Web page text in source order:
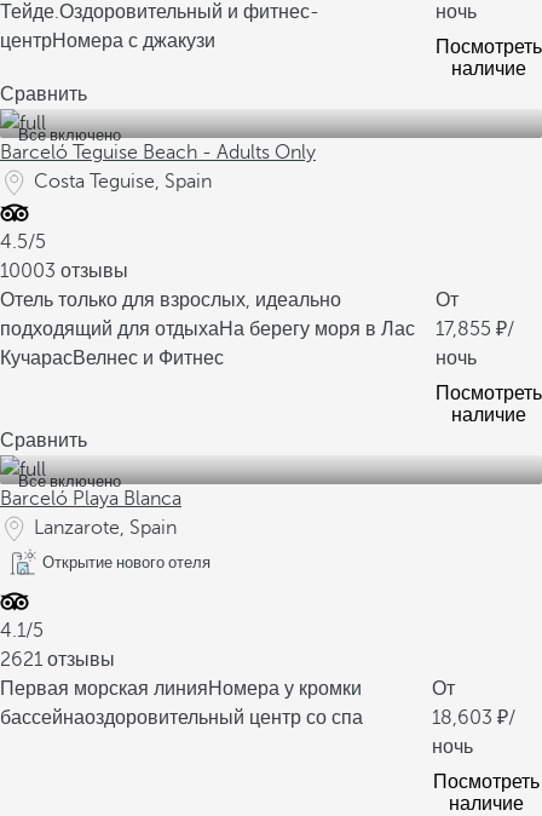
Тейде.Оздоровительный и фитнес-
центрНомера с джакузи
ночь
Посмотреть
наличие
Сравнить
Все включено
Barceló Teguise Beach - Adults Only
Costa Teguise, Spain
4.5/5
10003 отзывы
Отель только для взрослых, идеально
подходящий для отдыхаНа берегу моря в Лас
КучарасВелнес и Фитнес
От
17,855
/
ночь
Посмотреть
наличие
Сравнить
Все включено
Barceló Playa Blanca
Lanzarote, Spain
Открытие нового отеля
4.1/5
2621 отзывы
Первая морская линияНомера у кромки
бассейнаоздоровительный центр со спа
От
18,603
/
ночь
Посмотреть
наличие